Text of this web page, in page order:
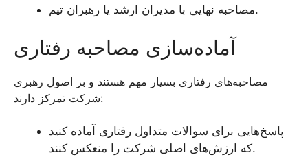
مصاحبه نهایی با مدیران ارشد یا رهبران تیم.
آماده‌سازی مصاحبه رفتاری
مصاحبه‌های رفتاری بسیار مهم هستند و بر اصول رهبری
شرکت تمرکز دارند:
پاسخ‌هایی برای سوالات متداول رفتاری آماده کنید
که ارزش‌های اصلی شرکت را منعکس کنند.